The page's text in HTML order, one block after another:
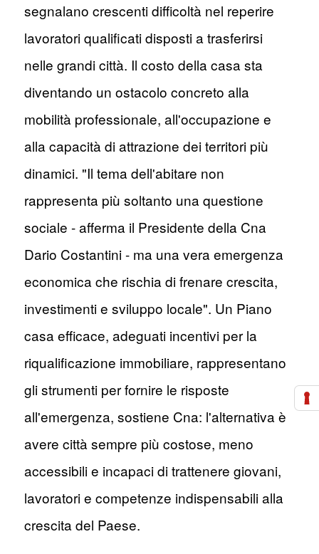
segnalano crescenti difficoltà nel reperire
lavoratori qualificati disposti a trasferirsi
nelle grandi città. Il costo della casa sta
diventando un ostacolo concreto alla
mobilità professionale, all'occupazione e
alla capacità di attrazione dei territori più
dinamici. "Il tema dell'abitare non
rappresenta più soltanto una questione
sociale - afferma il Presidente della Cna
Dario Costantini - ma una vera emergenza
economica che rischia di frenare crescita,
investimenti e sviluppo locale". Un Piano
casa efficace, adeguati incentivi per la
riqualificazione immobiliare, rappresentano
gli strumenti per fornire le risposte
all'emergenza, sostiene Cna: l'alternativa è
avere città sempre più costose, meno
accessibili e incapaci di trattenere giovani,
lavoratori e competenze indispensabili alla
crescita del Paese.